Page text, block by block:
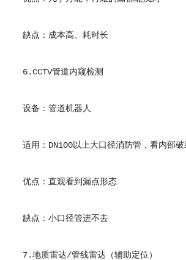
缺点：成本高、耗时长
6.CCTV管道内窥检测
设备：管道机器人
适用：DN100以上大口径消防管，看内部破
优点：直观看到漏点形态
缺点：小口径管进不去
7.地质雷达/管线雷达（辅助定位）